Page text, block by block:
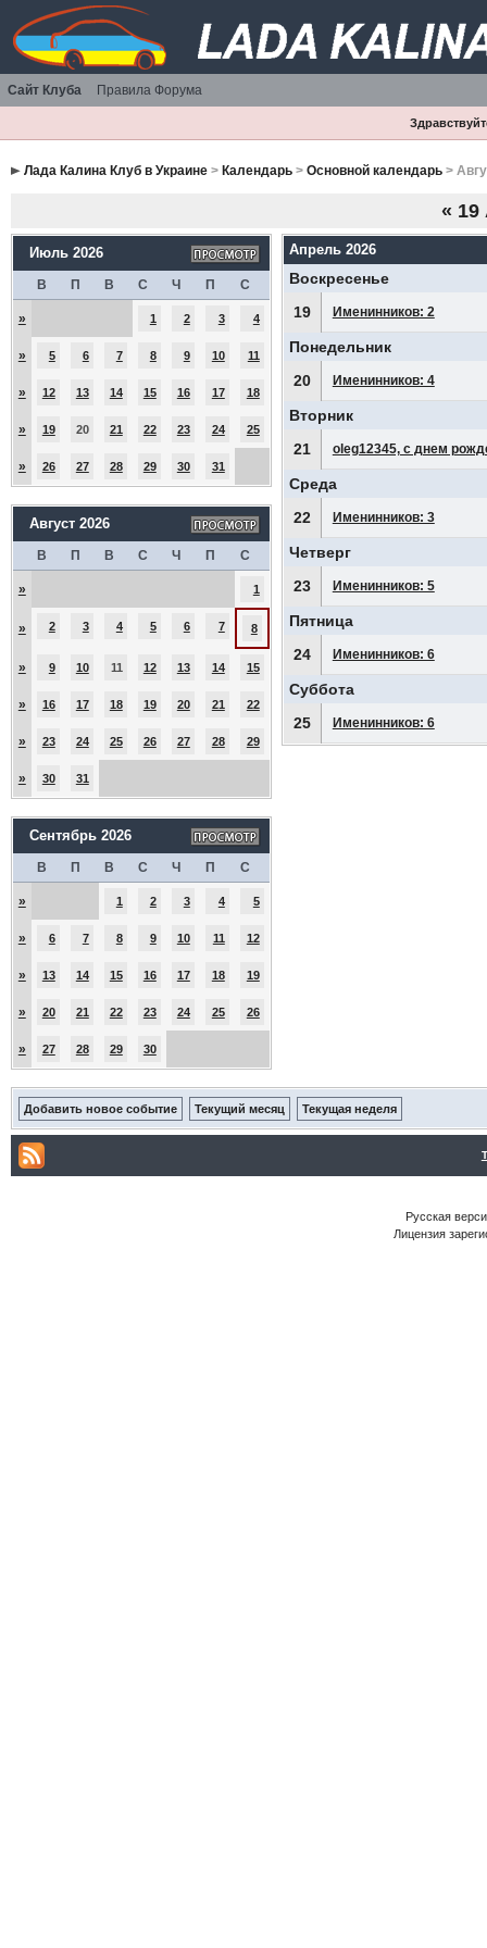
Сайт Клуба Правила Форума
Лада Калина Клуб в Украине> Календарь> Основной календарь>
« 19
Июль 2026
В П В С Ч П С
» 1 2 3 4
» 5 6 7 8 9 10 11
» 12 13 14 15 16 17 18
» 19 20 21 22 23 24 25
» 26 27 28 29 30 31
Август 2026
В П В С Ч П С
» 1
» 2 3 4 5 6 7 8
» 9 10 11 12 13 14 15
» 16 17 18 19 20 21 22
» 23 24 25 26 27 28 29
» 30 31
Сентябрь 2026
В П В С Ч П С
» 1 2 3 4 5
» 6 7 8 9 10 11 12
» 13 14 15 16 17 18 19
» 20 21 22 23 24 25 26
» 27 28 29 30
Апрель 2026
Воскресенье
19
Именинников: 2
Понедельник
20
Именинников: 4
Вторник
21
oleg12345, с днем
Среда
22
Именинников: 3
Четверг
23
Именинников: 5
Пятница
24
Именинников: 6
Суббота
25
Именинников: 6
Добавить новое событие Текущий месяц Текущая неделя
Русская
Лицензия